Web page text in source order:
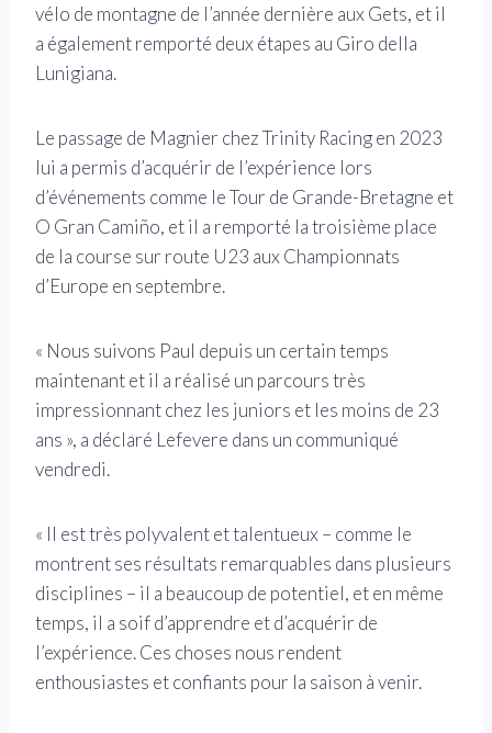
vélo de montagne de l’année dernière aux Gets, et il
a également remporté deux étapes au Giro della
Lunigiana.
Le passage de Magnier chez Trinity Racing en 2023
lui a permis d’acquérir de l’expérience lors
d’événements comme le Tour de Grande-Bretagne et
O Gran Camiño, et il a remporté la troisième place
de la course sur route U23 aux Championnats
d’Europe en septembre.
« Nous suivons Paul depuis un certain temps
maintenant et il a réalisé un parcours très
impressionnant chez les juniors et les moins de 23
ans », a déclaré Lefevere dans un communiqué
vendredi.
« Il est très polyvalent et talentueux – comme le
montrent ses résultats remarquables dans plusieurs
disciplines – il a beaucoup de potentiel, et en même
temps, il a soif d’apprendre et d’acquérir de
l’expérience. Ces choses nous rendent
enthousiastes et confiants pour la saison à venir.